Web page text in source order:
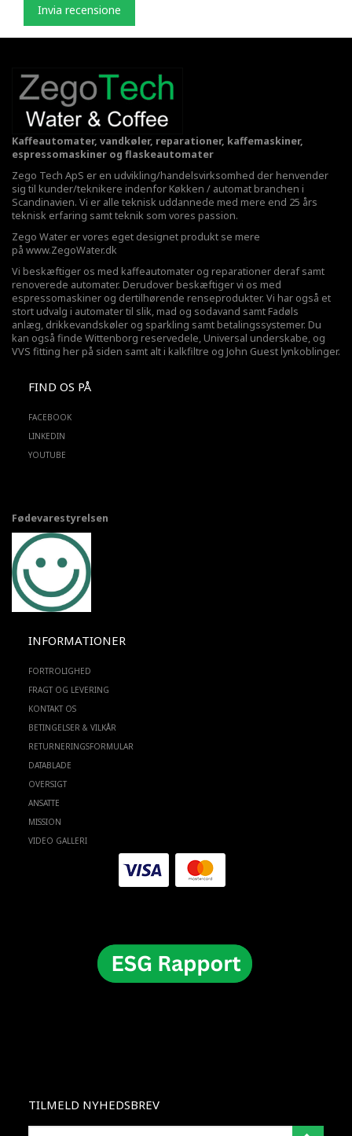
Invia recensione
Kaffeautomater, vandkøler, reparationer, kaffemaskiner,
espressomaskiner og flaskeautomater
Zego Tech ApS er en udvikling/handelsvirksomhed der henvender
sig til kunder/teknikere indenfor Køkken / automat branchen i
Scandinavien. Vi er alle teknisk uddannede med mere end 25 års
teknisk erfaring samt teknik som vores passion.
Zego Water er vores eget designet produkt se mere
på www.ZegoWater.dk
Vi beskæftiger os med kaffeautomater og reparationer deraf samt
renoverede automater. Derudover beskæftiger vi os med
espressomaskiner og dertilhørende renseprodukter. Vi har også et
stort udvalg i automater til slik, mad og sodavand samt Fadøls
anlæg, drikkevandskøler og sparkling samt betalingssystemer. Du
kan også finde Wittenborg reservedele, Universal underskabe, og
VVS fitting her på siden samt alt i kalkfiltre og John Guest lynkoblinger.
FIND OS PÅ
FACEBOOK
LINKEDIN
YOUTUBE
Fødevarestyrelsen
INFORMATIONER
FORTROLIGHED
FRAGT OG LEVERING
KONTAKT OS
BETINGELSER & VILKÅR
RETURNERINGSFORMULAR
DATABLADE
OVERSIGT
ANSATTE
MISSION
VIDEO GALLERI
TILMELD NYHEDSBREV